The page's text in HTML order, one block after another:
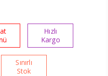
Hızlı
Kargo
Sınırlı
Stok